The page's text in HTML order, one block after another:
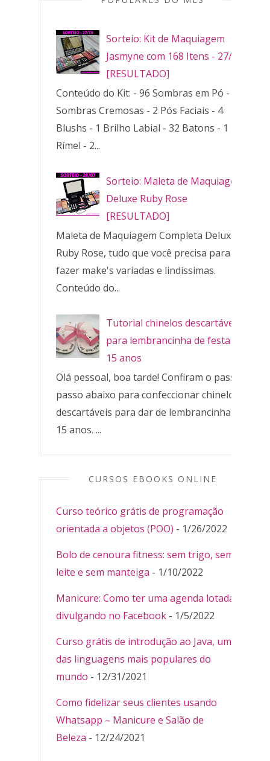
Sorteio: Kit de Maquiagem
Jasmyne com 168 Itens - 27/10
[RESULTADO]
Conteúdo do Kit: - 96 Sombras em Pó - 32
Sombras Cremosas - 2 Pós Faciais - 4
Blushs - 1 Brilho Labial - 32 Batons - 1
Rímel - 2...
Sorteio: Maleta de Maquiagem
Deluxe Ruby Rose
[RESULTADO]
Maleta de Maquiagem Completa Deluxe
Ruby Rose, tudo que você precisa para
fazer make's variadas e lindíssimas.
Conteúdo do...
Tutorial chinelos descartáveis
para lembrancinha de festa de
15 anos
Olá pessoal, boa tarde! Confiram o passo a
passo abaixo para confeccionar chinelos
descartáveis para dar de lembrancinha de
15 anos. ...
CURSOS EBOOKS ONLINE
Curso teórico grátis de programação
orientada a objetos (POO) - 1/26/2022
Bolo de cenoura fitness: sem trigo, sem
leite e sem manteiga - 1/10/2022
Manicure: Como ter uma agenda lotada
divulgando no Facebook - 1/5/2022
Curso grátis de introdução ao Java, uma
das linguagens mais populares do
mundo - 12/31/2021
Como fidelizar seus clientes usando
Whatsapp – Manicure e Salão de
Beleza - 12/24/2021